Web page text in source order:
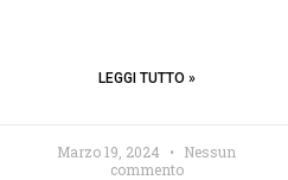
LEGGI TUTTO »
Marzo 19, 2024
Nessun
commento